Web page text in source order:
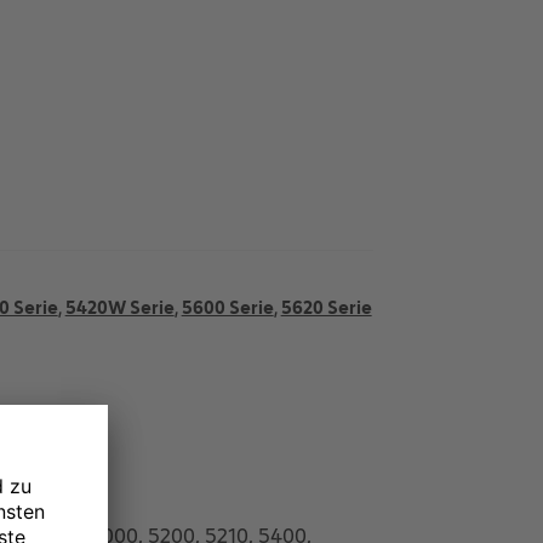
Serie, 5420W Serie, 5600 Serie, 5620 Serie
5000, 5200, 5210, 5400,